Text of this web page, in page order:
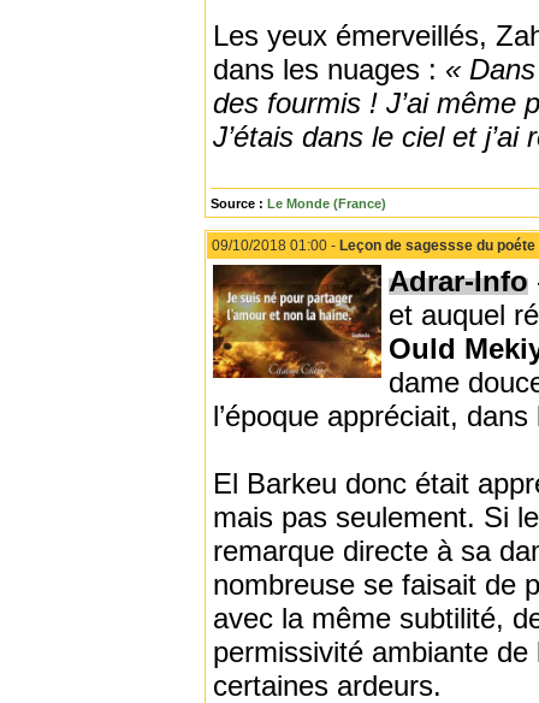
Les yeux émerveillés,
dans les nuages : «
des fourmis ! J’ai même
J’étais dans le ciel et
Source : Le Monde (France)
09/10/2018 01:00 - Leçon de sagessse du
Adrar-Info
et auquel
Ould
dame
l’époque appréciait,
El Barkeu donc était
mais pas seulement. Si
remarque directe à sa
nombreuse se faisait de
avec la même subtilité,
permissivité ambiante de
certaines ardeurs.